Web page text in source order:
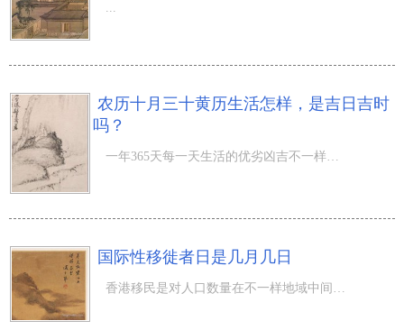
...
农历十月三十黄历生活怎样，是吉日吉时
吗？
国际性移徙者日是几月几日